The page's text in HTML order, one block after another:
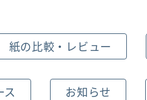
紙の比較・レビュー
ス お知らせ